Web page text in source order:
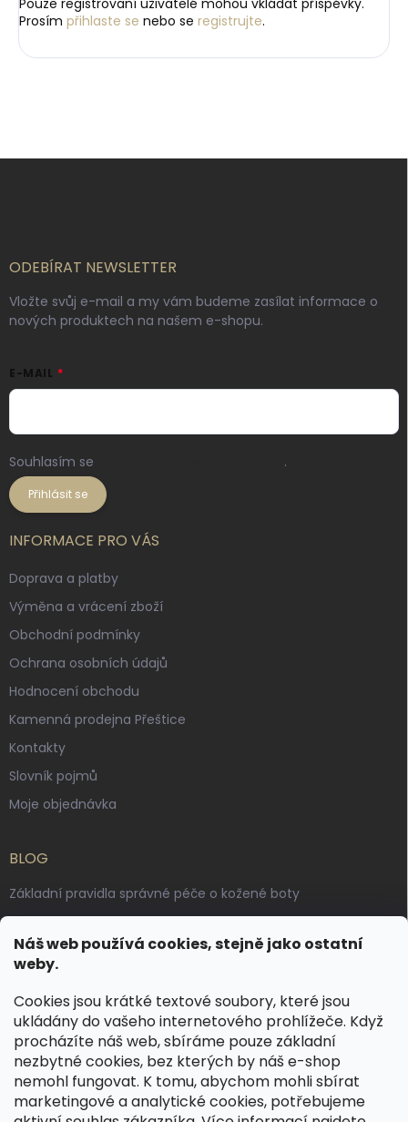
Náš web používá cookies, stejně jako ostatní
weby.
Cookies jsou krátké textové soubory, které jsou
ukládány do vašeho internetového prohlížeče. Když
procházíte náš web, sbíráme pouze základní
nezbytné cookies, bez kterých by náš e-shop
nemohl fungovat. K tomu, abychom mohli sbírat
marketingové a analytické cookies, potřebujeme
Prosím přihlaste se nebo se registrujte.
ODEBÍRAT NEWSLETTER
Vložte svůj e-mail a my vám budeme zasílat informace o
nových produktech na našem e-shopu.
E-MAIL
Souhlasím se .
Přihlásit se
INFORMACE PRO VÁS
Doprava a platby
Výměna a vrácení zboží
Obchodní podmínky
Ochrana osobních údajů
Hodnocení obchodu
Kamenná prodejna Přeštice
Kontakty
Slovník pojmů
Moje objednávka
BLOG
Základní pravidla správné péče o kožené boty
Výroba českých kožených opasků: vůně pravé kůže, dotek
řemesla
KONTAKT
dotazy@spongr.cz
+420 776 663 962